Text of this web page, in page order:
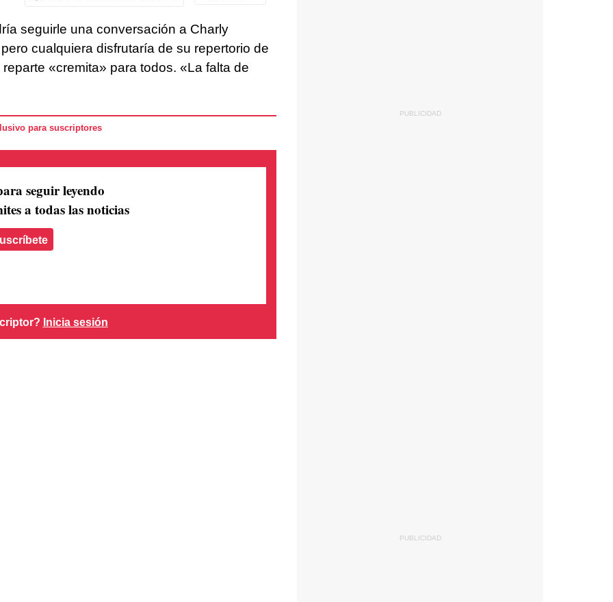
seguirle una conversación a Charly
cualquiera disfrutaría de su repertorio de
«cremita» para todos. «La falta de
para suscriptores
seguir leyendo
a todas las noticias
Inicia sesión